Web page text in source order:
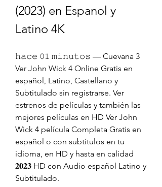
(2023) en Espanol y
Latino 4K
𝚑𝚊𝚌𝚎 𝟶𝟷 𝚖𝚒𝚗𝚞𝚝𝚘𝚜 — Cuevana 3
Ver John Wick 4 Online Gratis en
español, Latino, Castellano y
Subtitulado sin registrarse. Ver
estrenos de películas y también las
mejores películas en HD Ver John
Wick 4 película Completa Gratis en
español o con subtítulos en tu
idioma, en HD y hasta en calidad
𝟐𝟎𝟐𝟑 HD con Audio español Latino y
Subtitulado.